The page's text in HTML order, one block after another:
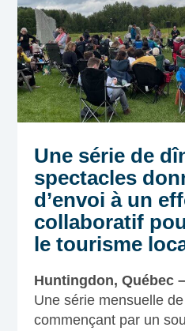
Une série de
spectacles
d’envoi à un
collaboratif
le tourisme
Huntingdon, Québec
Une série mensuelle de
commençant par un